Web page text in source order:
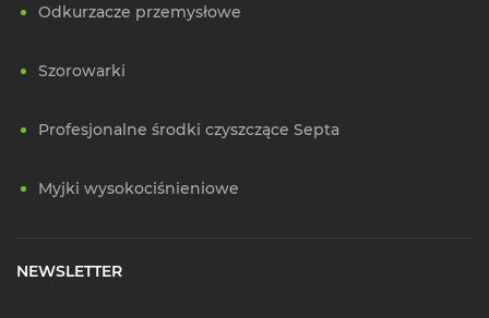
Odkurzacze przemysłowe
Szorowarki
Profesjonalne środki czyszczące Septa
Myjki wysokociśnieniowe
NEWSLETTER